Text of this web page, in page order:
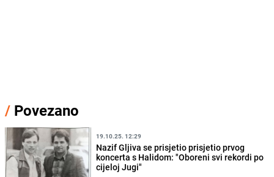
/ Povezano
19.10.25. 12:29
Nazif Gljiva se prisjetio prisjetio prvog
koncerta s Halidom: "Oboreni svi rekordi po
cijeloj Jugi"